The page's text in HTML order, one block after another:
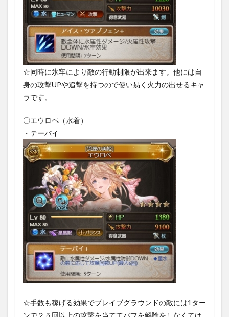
☆同時に氷牢により敵の行動制限が出来ます。他には自
身の攻撃UPや追撃を持つので使い易く火力の出せるキャ
ラです。
〇エウロペ（水着）
・テーバイ
☆手数も稼げる効果でブレイブグラウンドの敵には1ター
ンで２５回以上の攻撃を当ててバフを解除をしなくては